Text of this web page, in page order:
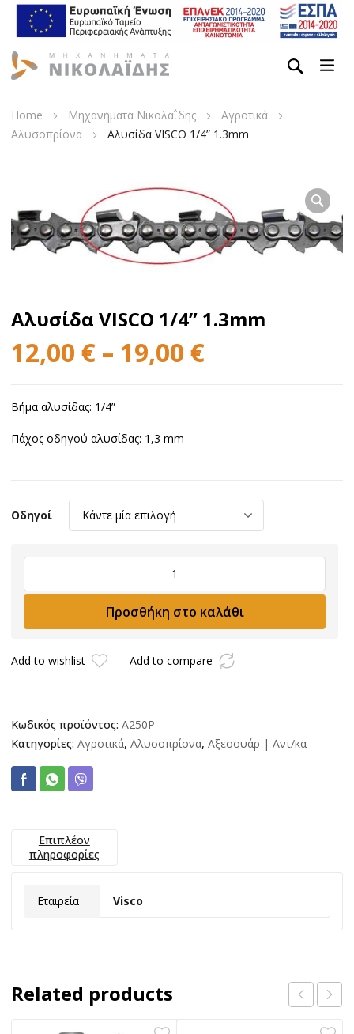
Home Μηχανήματα Νικολαΐδης
Αγροτικά
Αλυσοπρίονα
Αλυσίδα VISCO 1/4” 1.3mm
Αλυσίδα VISCO 1/4” 1.3mm
12,00 € – 19,00 €
Βήμα αλυσίδας: 1/4”
Πάχος οδηγού αλυσίδας: 1,3 mm
Οδηγοί
1/4''
ποσότητα
Προσθήκη στο καλάθι
Add to wishlist Add to compare
Κωδικός προϊόντος: A250P
Κατηγορίες: Αγροτικά, Αλυσοπρίονα, Αξεσουάρ | Αντ/κα
Επιπλέον
πληροφορίες
Εταιρεία Visco
Related products